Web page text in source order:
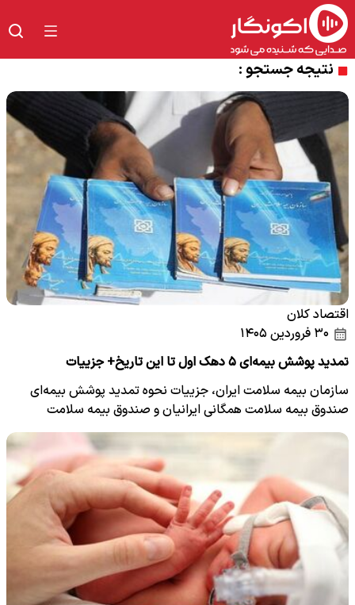
نتیجه جستجو :
اقتصاد کلان
تمدید پوشش بیمه‌ای ۵ دهک اول تا این تاریخ+ جزییات
سازمان بیمه سلامت ایران، جزییات نحوه تمدید پوشش بیمه‌ای
صندوق بیمه سلامت همگانی ایرانیان و صندوق بیمه سلامت
روستاییان…